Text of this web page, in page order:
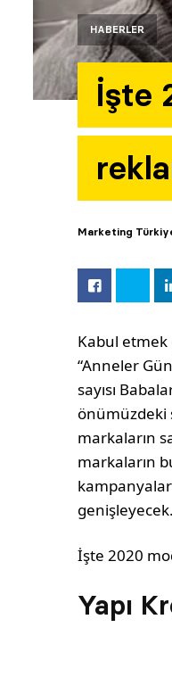
HABERLER
İşte
Marketing
Kabul etmek
“Anneler
sayısı
önümüzdeki
markaların
markaların
genişleyecek.
İşte 2020
Yapı